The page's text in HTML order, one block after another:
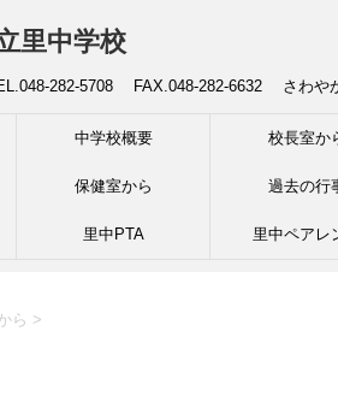
里中学校
282-5708 FAX.048-282-6632 さわや
中学校概要 校長室か
保健室から 過去の行
里中PTA 里中ペアレ
ら >